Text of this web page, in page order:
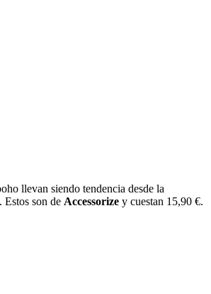
llevan siendo tendencia desde la
Estos son de Accessorize y cuestan 15,90 €.